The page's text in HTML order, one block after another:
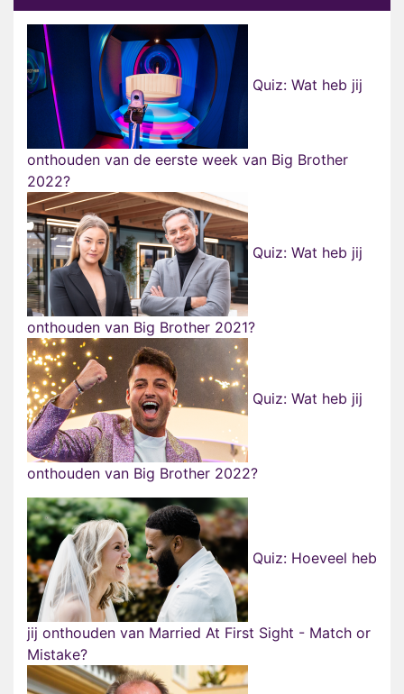
Quiz: Wat heb jij
onthouden van de eerste week van Big Brother
2022?
Quiz: Wat heb jij
onthouden van Big Brother 2021?
Quiz: Wat heb jij
onthouden van Big Brother 2022?
Quiz: Hoeveel heb
jij onthouden van Married At First Sight - Match or
Mistake?